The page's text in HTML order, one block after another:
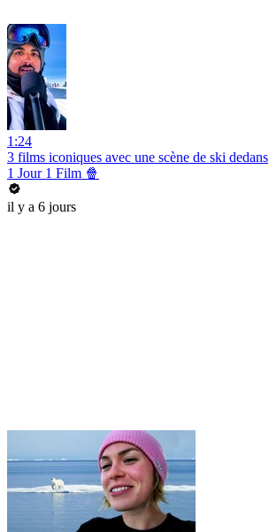
1:24
3 films iconiques avec une scène de ski dedans
1 Jour 1 Film 🍿
il y a 6 jours